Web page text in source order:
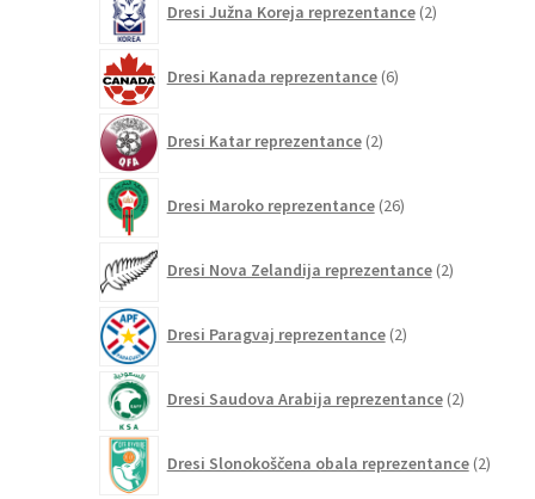
Dresi Južna Koreja reprezentance 2izdelka
Dresi Kanada reprezentance 6izdelkov
Dresi Katar reprezentance 2izdelka
Dresi Maroko reprezentance 26izdelkov
Dresi Nova Zelandija reprezentance 2izdelka
Dresi Paragvaj reprezentance 2izdelka
Dresi Saudova Arabija reprezentance 2izdelka
Dresi Slonokoščena obala reprezentance 2izdelka